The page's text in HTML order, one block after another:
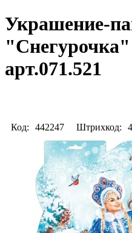
Украшение-
арт.071.521
Код: 442247 Штрихкод: